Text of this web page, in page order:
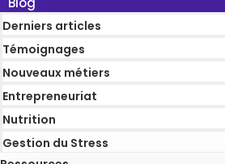
Derniers articles
Témoignages
Nouveaux métiers
Entrepreneuriat
Nutrition
Gestion du Stress